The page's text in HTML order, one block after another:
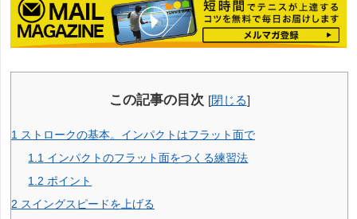
この記事の目次 [閉じる]
1 ストロークの基本。インパクトはフラット面で
1.1 インパクトのフラット面をつくる練習法
1.2 ポイント
2 スイングスピードを上げる